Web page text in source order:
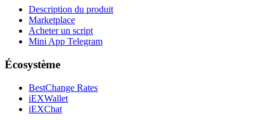
Description du produit
Marketplace
Acheter un script
Mini App Telegram
Écosystème
BestChange Rates
iEXWallet
iEXChat